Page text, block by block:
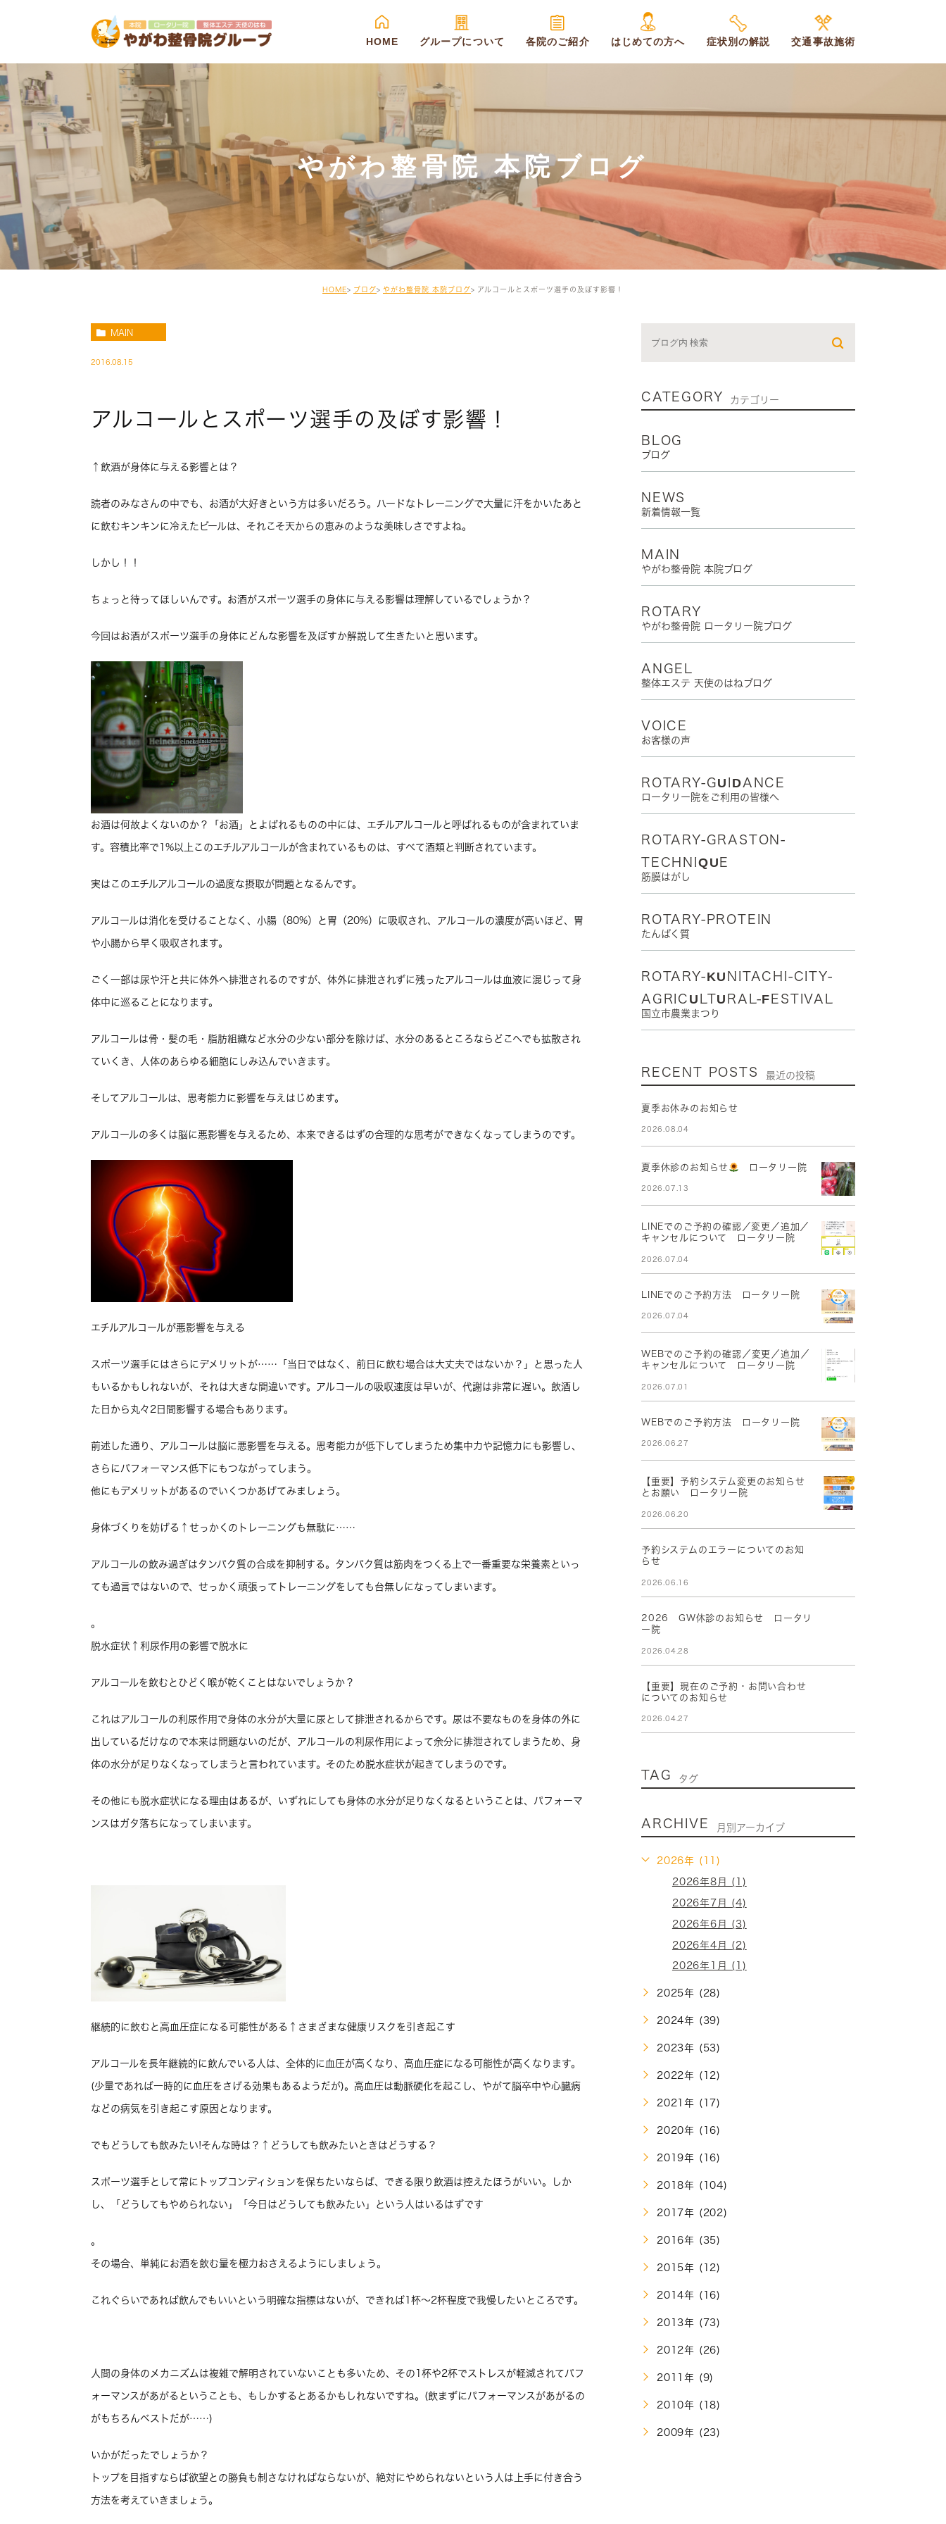
HOME グループについて 各院のご紹介 はじめての方へ 症状別の解説 交通事故施術
やがわ整骨院 本院ブログ
HOME ブログ やがわ整骨院 本院ブログ アルコールとスポーツ選手の及ぼす影響！
MAIN
2016.08.15
アルコールとスポーツ選手の及ぼす影響！
↑飲酒が身体に与える影響とは？
読者のみなさんの中でも、お酒が大好きという方は多いだろう。ハードなトレーニングで大量に汗をかいたあと
に飲むキンキンに冷えたビールは、それこそ天からの恵みのような美味しさですよね。
しかし！！
ちょっと待ってほしいんです。お酒がスポーツ選手の身体に与える影響は理解しているでしょうか？
今回はお酒がスポーツ選手の身体にどんな影響を及ぼすか解説して生きたいと思います。
お酒は何故よくないのか？「お酒」とよばれるものの中には、エチルアルコールと呼ばれるものが含まれていま
す。容積比率で1%以上このエチルアルコールが含まれているものは、すべて酒類と判断されています。
実はこのエチルアルコールの過度な摂取が問題となるんです。
アルコールは消化を受けることなく、小腸（80%）と胃（20%）に吸収され、アルコールの濃度が高いほど、胃
や小腸から早く吸収されます。
ごく一部は尿や汗と共に体外へ排泄されるのですが、体外に排泄されずに残ったアルコールは血液に混じって身
体中に巡ることになります。
アルコールは骨・髪の毛・脂肪組織など水分の少ない部分を除けば、水分のあるところならどこへでも拡散され
ていくき、人体のあらゆる細胞にしみ込んでいきます。
そしてアルコールは、思考能力に影響を与えはじめます。
アルコールの多くは脳に悪影響を与えるため、本来できるはずの合理的な思考ができなくなってしまうのです。
エチルアルコールが悪影響を与える
スポーツ選手にはさらにデメリットが……「当日ではなく、前日に飲む場合は大丈夫ではないか？」と思った人
もいるかもしれないが、それは大きな間違いです。アルコールの吸収速度は早いが、代謝は非常に遅い。飲酒し
た日から丸々2日間影響する場合もあります。
前述した通り、アルコールは脳に悪影響を与える。思考能力が低下してしまうため集中力や記憶力にも影響し、
さらにパフォーマンス低下にもつながってしまう。
他にもデメリットがあるのでいくつかあげてみましょう。
身体づくりを妨げる↑せっかくのトレーニングも無駄に……
アルコールの飲み過ぎはタンパク質の合成を抑制する。タンパク質は筋肉をつくる上で一番重要な栄養素といっ
ても過言ではないので、せっかく頑張ってトレーニングをしても台無しになってしまいます。
。
脱水症状↑利尿作用の影響で脱水に
アルコールを飲むとひどく喉が乾くことはないでしょうか？
これはアルコールの利尿作用で身体の水分が大量に尿として排泄されるからです。尿は不要なものを身体の外に
出しているだけなので本来は問題ないのだが、アルコールの利尿作用によって余分に排泄されてしまうため、身
体の水分が足りなくなってしまうと言われています。そのため脱水症状が起きてしまうのです。
その他にも脱水症状になる理由はあるが、いずれにしても身体の水分が足りなくなるということは、パフォーマ
ンスはガタ落ちになってしまいます。
継続的に飲むと高血圧症になる可能性がある↑さまざまな健康リスクを引き起こす
アルコールを長年継続的に飲んでいる人は、全体的に血圧が高くなり、高血圧症になる可能性が高くなります。
(少量であれば一時的に血圧をさげる効果もあるようだが)。高血圧は動脈硬化を起こし、やがて脳卒中や心臓病
などの病気を引き起こす原因となります。
でもどうしても飲みたい!そんな時は？↑どうしても飲みたいときはどうする？
スポーツ選手として常にトップコンディションを保ちたいならば、できる限り飲酒は控えたほうがいい。しか
し、「どうしてもやめられない」「今日はどうしても飲みたい」という人はいるはずです
。
その場合、単純にお酒を飲む量を極力おさえるようにしましょう。
これぐらいであれば飲んでもいいという明確な指標はないが、できれば1杯〜2杯程度で我慢したいところです。
人間の身体のメカニズムは複雑で解明されていないことも多いため、その1杯や2杯でストレスが軽減されてパフ
ォーマンスがあがるということも、もしかするとあるかもしれないですね。(飲まずにパフォーマンスがあがるの
がもちろんベストだが……)
いかがだったでしょうか？
トップを目指すならば欲望との勝負も制さなければならないが、絶対にやめられないという人は上手に付き合う
方法を考えていきましょう。
CATEGORY カテゴリー
BLOG
ブログ
NEWS
新着情報一覧
MAIN
やがわ整骨院 本院ブログ
ROTARY
やがわ整骨院 ロータリー院ブログ
ANGEL
整体エステ 天使のはねブログ
VOICE
お客様の声
ROTARY-GUIDANCE
ロータリー院をご利用の皆様へ
ROTARY-GRASTON-
TECHNIQUE
筋膜はがし
ROTARY-PROTEIN
たんぱく質
ROTARY-KUNITACHI-CITY-
AGRICULTURAL-FESTIVAL
国立市農業まつり
RECENT POSTS 最近の投稿
夏季お休みのお知らせ
2026.08.04
夏季休診のお知らせ ロータリー院
2026.07.13
LINEでのご予約の確認／変更／追加／
キャンセルについて ロータリー院
2026.07.04
LINEでのご予約方法 ロータリー院
2026.07.04
WEBでのご予約の確認／変更／追加／
キャンセルについて ロータリー院
2026.07.01
WEBでのご予約方法 ロータリー院
2026.06.27
【重要】予約システム変更のお知らせ
とお願い ロータリー院
2026.06.20
予約システムのエラーについてのお知
らせ
2026.06.16
2026 GW休診のお知らせ ロータリ
ー院
2026.04.28
【重要】現在のご予約・お問い合わせ
についてのお知らせ
2026.04.27
TAG タグ
ARCHIVE 月別アーカイブ
2026年 (11)
2026年8月 (1)
2026年7月 (4)
2026年6月 (3)
2026年4月 (2)
2026年1月 (1)
2025年 (28)
2024年 (39)
2023年 (53)
2022年 (12)
2021年 (17)
2020年 (16)
2019年 (16)
2018年 (104)
2017年 (202)
2016年 (35)
2015年 (12)
2014年 (16)
2013年 (73)
2012年 (26)
2011年 (9)
2010年 (18)
2009年 (23)